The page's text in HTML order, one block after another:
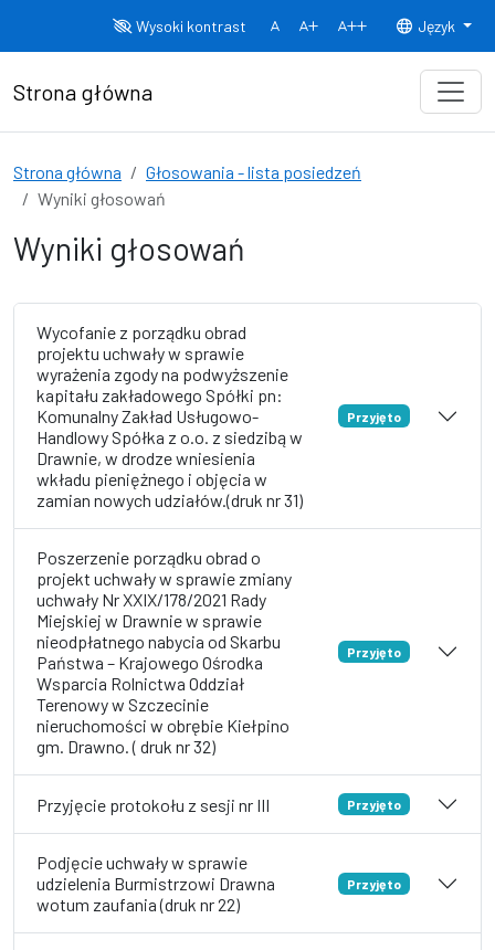
Wysoki kontrast
Normalny rozmiar czcionki
Rozmiar czcionki 150% Rozmiar
Język
Strona główna
Strona główna
Głosowania - lista posiedzeń
Wyniki głosowań
Wyniki głosowań
Wycofanie z porządku obrad
projektu uchwały w sprawie
wyrażenia zgody na podwyższenie
kapitału zakładowego Spółki pn:
Komunalny Zakład Usługowo-
Handlowy Spółka z o.o. z siedzibą w
Drawnie, w drodze wniesienia
wkładu pieniężnego i objęcia w
zamian nowych udziałów.(druk nr 31)
Przyjęto
Poszerzenie porządku obrad o
projekt uchwały w sprawie zmiany
uchwały Nr XXIX/178/2021 Rady
Miejskiej w Drawnie w sprawie
nieodpłatnego nabycia od Skarbu
Państwa – Krajowego Ośrodka
Wsparcia Rolnictwa Oddział
Terenowy w Szczecinie
nieruchomości w obrębie Kiełpino
gm. Drawno. ( druk nr 32)
Przyjęto
Przyjęcie protokołu z sesji nr III Przyjęto
Podjęcie uchwały w sprawie
udzielenia Burmistrzowi Drawna
wotum zaufania (druk nr 22)
Przyjęto